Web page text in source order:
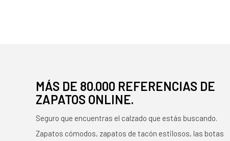
MÁS DE 80.000 REFERENCIAS DE
ZAPATOS ONLINE.
Seguro que encuentras el calzado que estás buscando.
Zapatos cómodos, zapatos de tacón estilosos, las botas